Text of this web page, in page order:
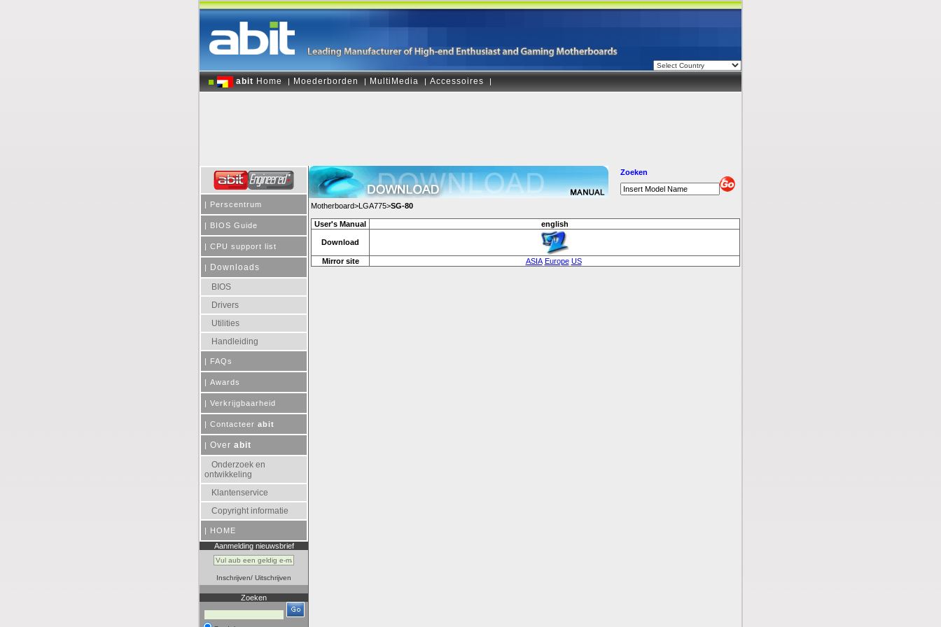
abit Home | Moederborden | MultiMedia | Accessoires |
| Perscentrum
| BIOS Guide
| CPU support list
|
Downloads
BIOS
Drivers
Utilities
Handleiding
| FAQs
| Awards
| Verkrijgbaarheid
| Contacteer abit
| Over abit
Onderzoek en
ontwikkeling
Klantenservice
Copyright informatie
| HOME
Aanmelding nieuwsbrief
Inschrijven/ Uitschrijven
Zoeken
Zoeken
Motherboard>LGA775>SG-80
User's Manual english
Download
Mirror site ASIA Europe US